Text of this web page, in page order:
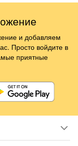
и добавляем
Просто войдите в
приятные